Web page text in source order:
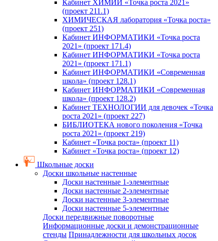
Кабинет ХИМИИ «Точка роста 2021»
(проект 211.1)
ХИМИЧЕСКАЯ лаборатория «Точка роста»
(проект 251)
Кабинет ИНФОРМАТИКИ «Точка роста
2021» (проект 171.4)
Кабинет ИНФОРМАТИКИ «Точка роста
2021» (проект 171.1)
Кабинет ИНФОРМАТИКИ «Современная
школа» (проект 128.1)
Кабинет ИНФОРМАТИКИ «Современная
школа» (проект 128.2)
Кабинет ТЕХНОЛОГИИ для девочек «Точка
роста 2021» (проект 227)
БИБЛИОТЕКА нового поколения «Точка
роста 2021» (проект 219)
Кабинет «Точка роста» (проект 11)
Кабинет «Точка роста» (проект 12)
Школьные доски
Доски школьные настенные
Доски настенные 1-элементные
Доски настенные 2-элементные
Доски настенные 3-элементные
Доски настенные 5-элементные
Доски передвижные поворотные
Информационные доски и демонстрационные
стенды Принадлежности для школьных досок